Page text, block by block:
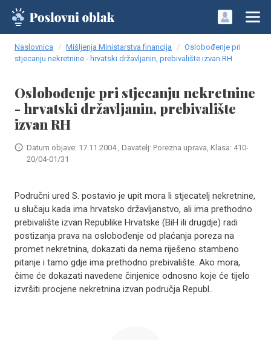
Naslovnica Mišljenja Ministarstva financija
Oslobođenje pri
stjecanju nekretnine - hrvatski državljanin, prebivalište izvan RH
Oslobođenje pri stjecanju nekretnine
- hrvatski državljanin, prebivalište
izvan RH
Datum objave: 17.11.2004., Davatelj: Porezna uprava, Klasa: 410-
20/04-01/31
Područni ured S. postavio je upit mora li stjecatelj nekretnine,
u slučaju kada ima hrvatsko državljanstvo, ali ima prethodno
prebivalište izvan Republike Hrvatske (BiH ili drugdje) radi
postizanja prava na oslobođenje od plaćanja poreza na
promet nekretnina, dokazati da nema riješeno stambeno
pitanje i tamo gdje ima prethodno prebivalište. Ako mora,
čime će dokazati navedene činjenice odnosno koje će tijelo
izvršiti procjene nekretnina izvan područja Republ..